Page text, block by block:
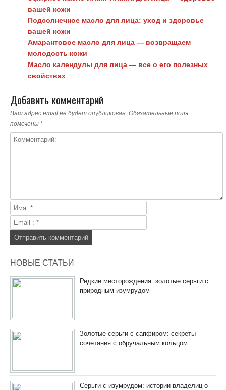
вашей кожи
Подсолнечное масло для лица: уход и здоровье
вашей кожи
Амарантовое масло для лица — возвращаем
молодость кожи
Масло календулы для лица — все о его полезных
свойствах
Добавить комментарий
Ваш адрес email не будет опубликован. Обязательные поля
помечены *
НОВЫЕ СТАТЬИ
Редкие месторождения: золотые серьги с
природным изумрудом
Золотые серьги с сапфиром: секреты
сочетания с обручальным кольцом
Серьги с изумрудом: истории владелиц о